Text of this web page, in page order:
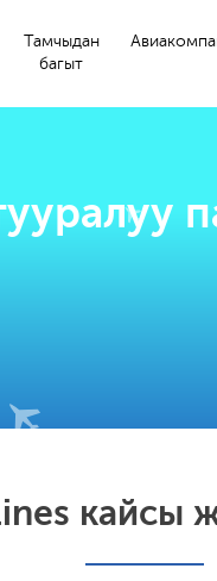
Тамчыдан
багыт
кайсы